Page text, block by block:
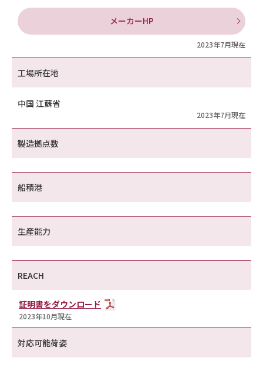
メーカーHP
2023年7月現在
工場所在地
中国 江蘇省
2023年7月現在
製造拠点数
船積港
生産能力
REACH
証明書をダウンロード
2023年10月現在
対応可能荷姿